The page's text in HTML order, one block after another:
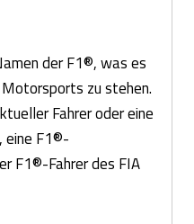
der F1®, was es
zu stehen.
Fahrer oder eine
eine F1®-
F1®-Fahrer des FIA